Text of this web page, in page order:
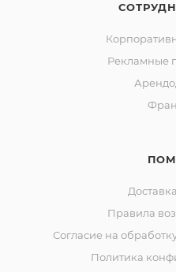
Рекламные
Правила
Согласие на
Политика